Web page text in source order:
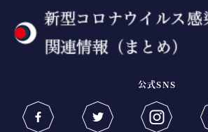
公式SNS